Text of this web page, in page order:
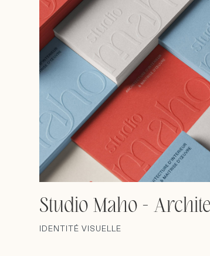
Studio Maho -
IDENTITÉ VISUELLE